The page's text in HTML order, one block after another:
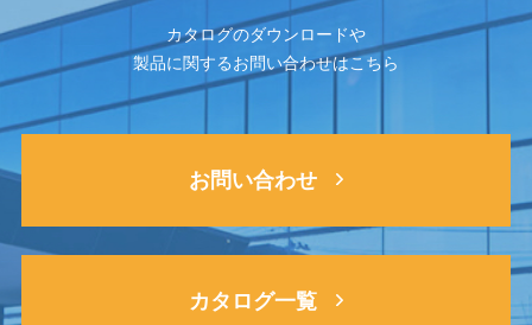
カタログのダウンロードや
製品に関するお問い合わせはこちら
お問い合わせ
カタログ一覧